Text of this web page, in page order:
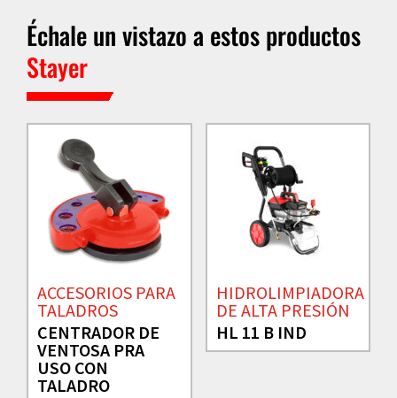
Échale un vistazo a estos productos
Stayer
ACCESORIOS PARA
TALADROS
CENTRADOR DE
VENTOSA PRA
USO CON
TALADRO
HIDROLIMPIADORA
DE ALTA PRESIÓN
HL 11 B IND